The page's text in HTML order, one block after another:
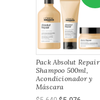
Pack Absolut Repair
Shampoo 500ml,
Acondicionador y
Máscara